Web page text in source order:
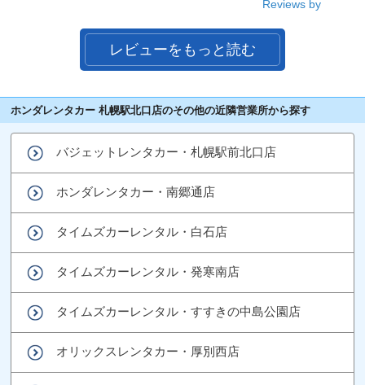
Reviews by
レビューをもっと読む
ホンダレンタカー 札幌駅北口店のその他の近隣営業所から探す
バジェットレンタカー・札幌駅前北口店
ホンダレンタカー・南郷通店
タイムズカーレンタル・白石店
タイムズカーレンタル・発寒南店
タイムズカーレンタル・すすきの中島公園店
オリックスレンタカー・厚別西店